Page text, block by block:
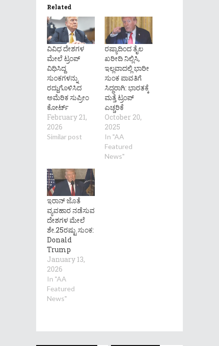
Related
ವಿವಿಧ ದೇಶಗಳ
ಮೇಲೆ ಟ್ರಂಪ್
ವಿಧಿಸಿದ್ದ
ಸುಂಕಗಳನ್ನು
ರದ್ದುಗೊಳಿಸಿದ
ಅಮೆರಿಕ ಸುಪ್ರೀಂ
ಕೋರ್ಟ್
February 21,
2026
Similar post
ರಷ್ಯಾದಿಂದ ತೈಲ
ಖರೀದಿ ನಿಲ್ಲಿಸಿ,
ಇಲ್ಲವಾದಲ್ಲಿ ಭಾರೀ
ಸುಂಕ ಪಾವತಿಗೆ
ಸಿದ್ಧರಾಗಿ: ಭಾರತಕ್ಕೆ
ಮತ್ತೆ ಟ್ರಂಪ್
ಎಚ್ಚರಿಕೆ
October 20,
2025
In "AA
Featured
News"
ಇರಾನ್ ಜೊತೆ
ವ್ಯವಹಾರ ನಡೆಸುವ
ದೇಶಗಳ ಮೇಲೆ
ಶೇ.25ರಷ್ಟು ಸುಂಕ:
Donald
Trump
January 13,
2026
In "AA
Featured
News"